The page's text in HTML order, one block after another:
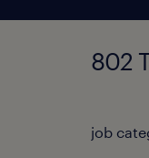
802
job